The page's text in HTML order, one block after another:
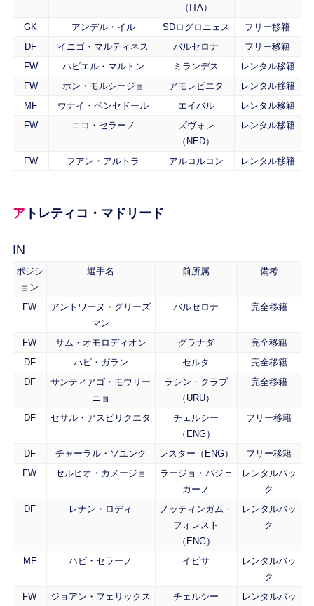
（ITA）
GK アンデル・イル SDログロニェス
フリー移籍
DF
イニゴ・マルティネス バルセロナ
フリー移籍
FW
ハビエル・マルトン ミランデス
レンタル移籍
FW
ホン・モルシージョ アモレビエタ
レンタル移籍
MF
ウナイ・ベンセドール エイバル
レンタル移籍
FW
ニコ・セラーノ
ズヴォレ
（NED）
レンタル移籍
FW フアン・アルトラ アルコルコン レンタル移籍
アトレティコ・マドリード
IN
ポジシ
ョン
選手名 前所属 備考
FW
アントワーヌ・グリーズ
マン
バルセロナ 完全移籍
FW サム・オモロディオン グラナダ
完全移籍
DF
ハビ・ガラン セルタ
完全移籍
DF
サンティアゴ・モウリー
ニョ
ラシン・クラブ
（URU）
完全移籍
DF セサル・アスピリクエタ
チェルシー
（ENG）
フリー移籍
DF チャーラル・ソユンク レスター（ENG）
フリー移籍
FW
セルヒオ・カメージョ
ラージョ・バジェ
カーノ
レンタルバッ
ク
DF
レナン・ロディ
ノッティンガム・
フォレスト
（ENG）
レンタルバッ
ク
MF ハビ・セラーノ イビサ
レンタルバッ
ク
FW
ジョアン・フェリックス チェルシー レンタルバッ